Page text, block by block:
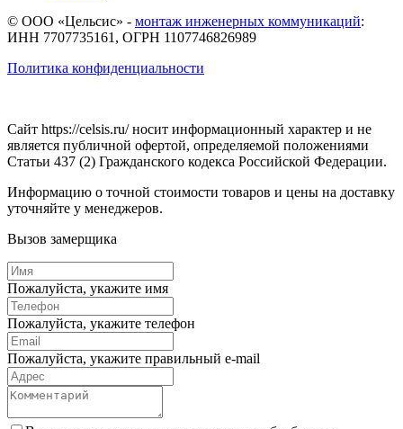
© ООО «Цельсис» - монтаж инженерных коммуникаций:
ИНН 7707735161, ОГРН 1107746826989
Политика конфиденциальности
Сайт https://celsis.ru/ носит информационный характер и не
является публичной офертой, определяемой положениями
Статьи 437 (2) Гражданского кодекса Российской Федерации.
Информацию о точной стоимости товаров и цены на доставку
уточняйте у менеджеров.
Вызов замерщика
Пожалуйста, укажите имя
Пожалуйста, укажите телефон
Пожалуйста, укажите правильный e-mail